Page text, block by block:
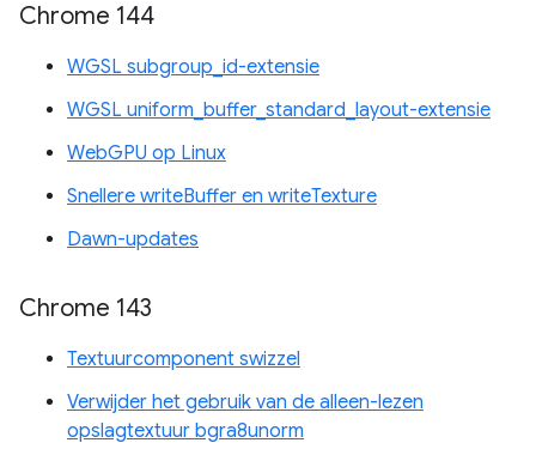
Chrome 144
WGSL subgroup_id-extensie
WGSL uniform_buffer_standard_layout-extensie
WebGPU op Linux
Snellere writeBuffer en writeTexture
Dawn-updates
Chrome 143
Textuurcomponent swizzel
Verwijder het gebruik van de alleen-lezen
opslagtextuur bgra8unorm